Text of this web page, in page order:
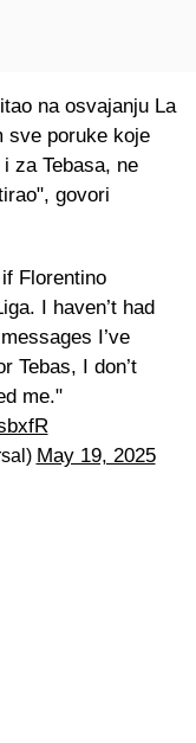
na osvajanju La
sve poruke koje
za Tebasa, ne
govori
Florentino
I haven’t had
I’ve
Tebas, I don’t
me."
May 19, 2025